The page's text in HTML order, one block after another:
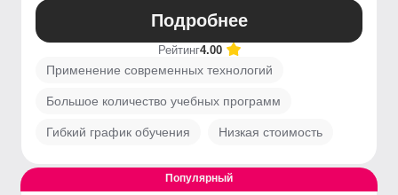
Подробнее
Рейтинг4.00
Применение современных технологий
Большое количество учебных программ
Гибкий график обучения Низкая стоимость
Популярный